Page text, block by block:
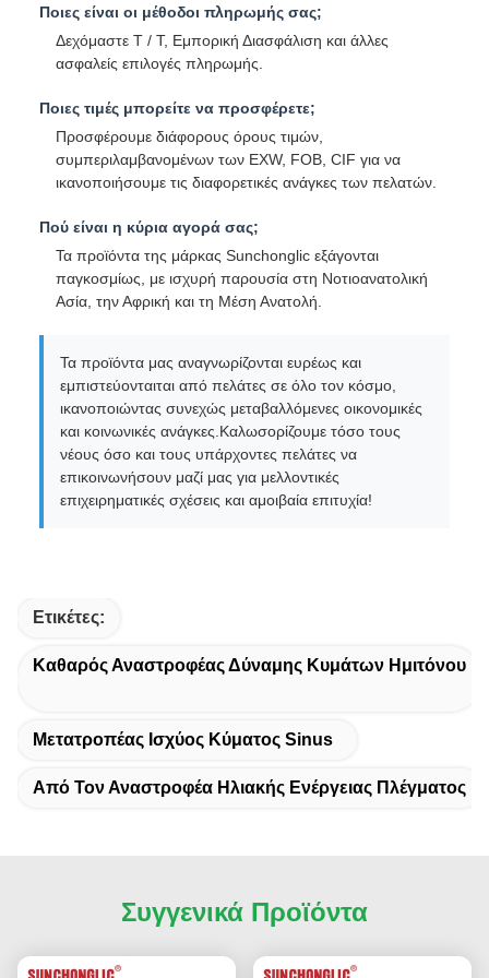
Ποιες είναι οι μέθοδοι πληρωμής σας;
Δεχόμαστε T / T, Εμπορική Διασφάλιση και άλλες
ασφαλείς επιλογές πληρωμής.
Ποιες τιμές μπορείτε να προσφέρετε;
Προσφέρουμε διάφορους όρους τιμών,
συμπεριλαμβανομένων των EXW, FOB, CIF για να
ικανοποιήσουμε τις διαφορετικές ανάγκες των πελατών.
Πού είναι η κύρια αγορά σας;
Τα προϊόντα της μάρκας Sunchonglic εξάγονται
παγκοσμίως, με ισχυρή παρουσία στη Νοτιοανατολική
Ασία, την Αφρική και τη Μέση Ανατολή.
Τα προϊόντα μας αναγνωρίζονται ευρέως και
εμπιστεύονταιται από πελάτες σε όλο τον κόσμο,
ικανοποιώντας συνεχώς μεταβαλλόμενες οικονομικές
και κοινωνικές ανάγκες.Καλωσορίζουμε τόσο τους
νέους όσο και τους υπάρχοντες πελάτες να
επικοινωνήσουν μαζί μας για μελλοντικές
επιχειρηματικές σχέσεις και αμοιβαία επιτυχία!
Ετικέτες:
Καθαρός Αναστροφέας Δύναμης Κυμάτων Ημιτόνου
Μετατροπέας Ισχύος Κύματος Sinus
Από Τον Αναστροφέα Ηλιακής Ενέργειας Πλέγματος
Συγγενικά Προϊόντα